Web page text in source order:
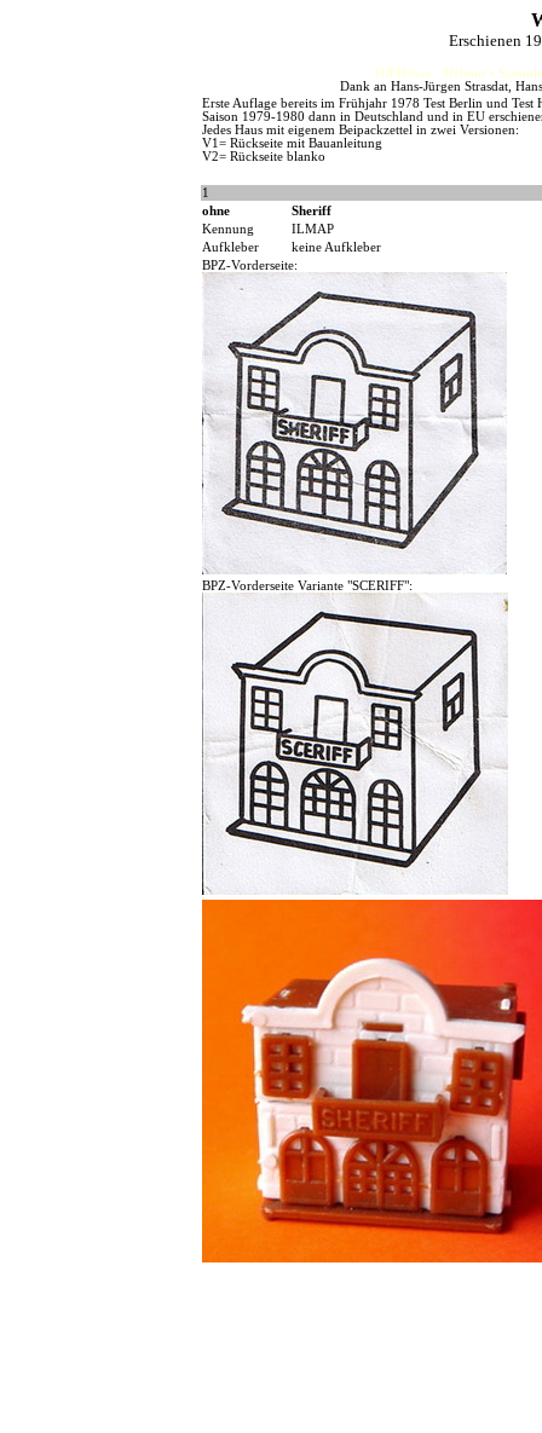
Erschienen
HJFHenze - Helmut´s
Dank an Hans-Jürgen Strasdat,
Erste Auflage bereits im Frühjahr 1978 Test Berlin und Test
Saison 1979-1980 dann in Deutschland und in EU
Jedes Haus mit eigenem Beipackzettel in zwei Versionen:
V1= Rückseite mit Bauanleitung
V2= Rückseite blanko
1
ohne
Sheriff
Kennung
ILMAP
Aufkleber
keine Aufkleber
BPZ-Vorderseite:
BPZ-Vorderseite Variante "SCERIFF":